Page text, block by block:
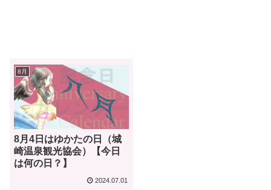
8月
8月4日はゆかたの日（城
崎温泉観光協会）【今日
は何の日？】
2024.07.01